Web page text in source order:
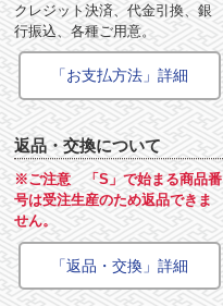
クレジット決済、代金引換、銀
行振込、各種ご用意。
「お支払方法」詳細
返品・交換について
※ご注意 「S」で始まる商品番
号は受注生産のため返品できま
せん。
「返品・交換」詳細